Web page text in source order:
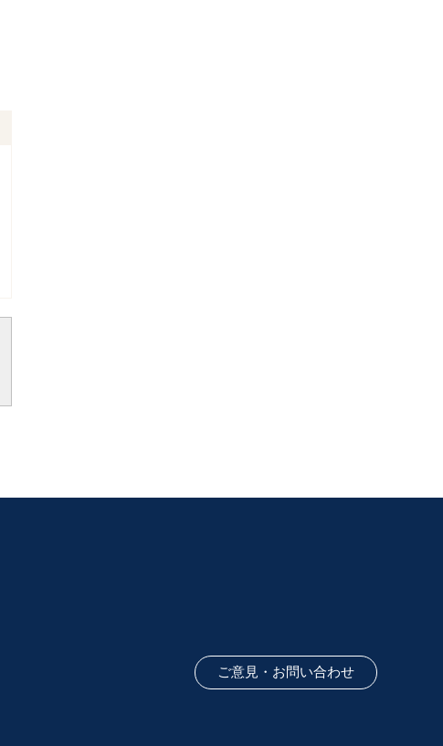
ご意見・お問い合わせ